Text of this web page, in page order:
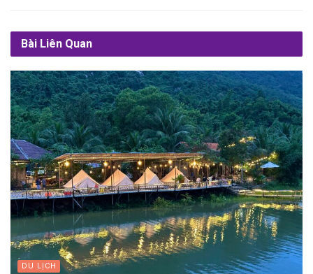
Bài Liên Quan
DU LỊCH